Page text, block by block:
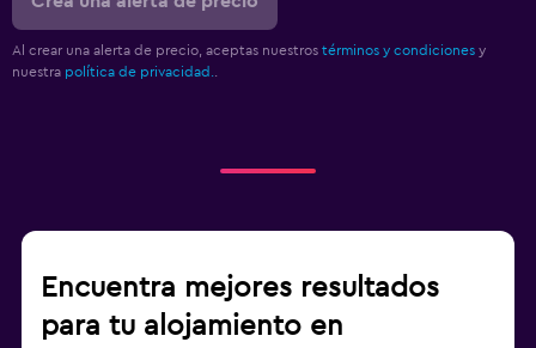
Al crear una alerta de precio, aceptas nuestros términos y condiciones y
nuestra política de privacidad.
Encuentra mejores resultados
para tu alojamiento en